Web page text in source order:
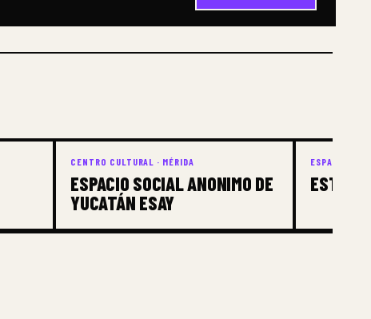
CENTRO CULTURAL · MÉRIDA
ESPACIO SOCIAL ANONIMO DE
YUCATÁN ESAY
ESPACIO
ESTO